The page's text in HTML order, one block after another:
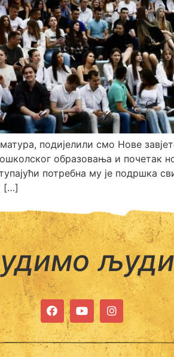
подијелили смо Нове
образовања и почетак
потребна му је подршка
[…]